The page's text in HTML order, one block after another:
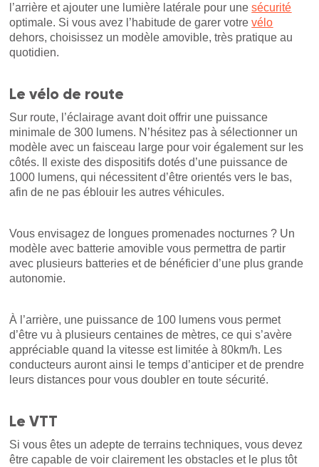
l’arrière et ajouter une lumière latérale pour unesécurité
optimale. Si vous avez l’habitude de garer votrevélo
dehors, choisissez un modèle amovible, très pratique au
quotidien.
Le vélo de route
Sur route, l’éclairage avant doit offrir une puissance
minimale de 300 lumens. N’hésitez pas à sélectionner un
modèle avec un faisceau large pour voir également sur les
côtés. Il existe des dispositifs dotés d’une puissance de
1000 lumens, qui nécessitent d’être orientés vers le bas,
afin de ne pas éblouir les autres véhicules.
Vous envisagez de longues promenades nocturnes ? Un
modèle avec batterie amovible vous permettra de partir
avec plusieurs batteries et de bénéficier d’une plus grande
autonomie.
À l’arrière, une puissance de 100 lumens vous permet
d’être vu à plusieurs centaines de mètres, ce qui s’avère
appréciable quand la vitesse est limitée à 80km/h. Les
conducteurs auront ainsi le temps d’anticiper et de prendre
leurs distances pour vous doubler en toute sécurité.
Le VTT
Si vous êtes un adepte de terrains techniques, vous devez
être capable de voir clairement les obstacles et le plus tôt